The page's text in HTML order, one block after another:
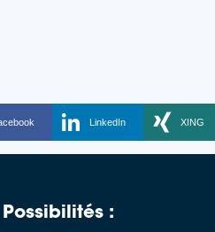
LinkedIn XING
Possibilités :